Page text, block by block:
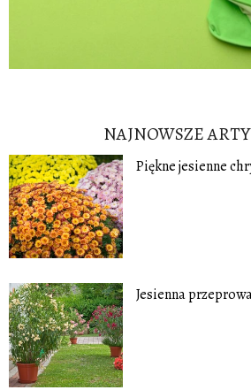
NAJNOWSZE
Piękne jesienne
Jesienna